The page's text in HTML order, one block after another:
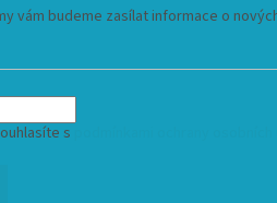
vám budeme zasílat informace o
s